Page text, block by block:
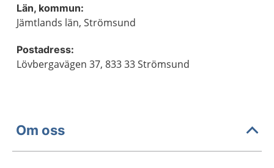
Län, kommun:
Jämtlands län, Strömsund
Postadress:
Lövbergavägen 37, 833 33 Strömsund
Om oss